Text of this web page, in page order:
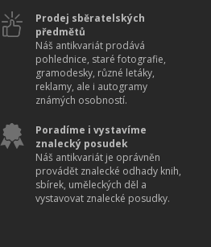
Prodej sběratelských
předmětů
Náš antikvariát prodává
pohlednice, staré fotografie,
gramodesky, různé letáky,
reklamy, ale i autogramy
známých osobností.
Poradíme i vystavíme
znalecký posudek
Náš antikvariát je oprávněn
provádět znalecké odhady knih,
sbírek, uměleckých děl a
vystavovat znalecké posudky.